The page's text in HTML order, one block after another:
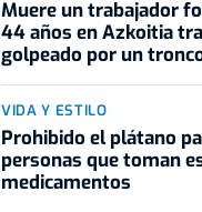
Muere un trabajador
44 años en Azkoitia
golpeado por un
VIDA Y ESTILO
Prohibido el plátano
personas que toman
medicamentos